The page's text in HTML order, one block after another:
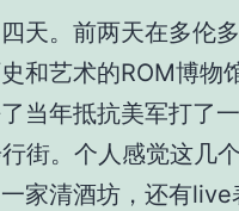
天。前两天在多伦
和艺术的ROM博物
当年抵抗美军打了
街。个人感觉这几
家清酒坊，还有live